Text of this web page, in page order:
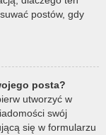
postów, gdy
posta?
utworzyć w
swój
się w formularzu